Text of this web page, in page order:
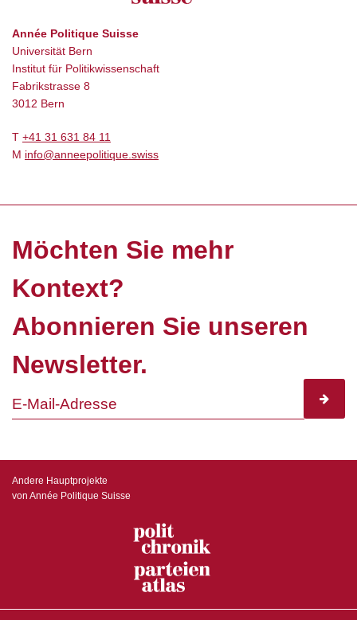
Année Politique Suisse
Universität Bern
Institut für Politikwissenschaft
Fabrikstrasse 8
3012 Bern
T +41 31 631 84 11
M info@anneepolitique.swiss
Möchten Sie mehr
Kontext?
Abonnieren Sie unseren
Newsletter.
Andere Hauptprojekte
von Année Politique Suisse